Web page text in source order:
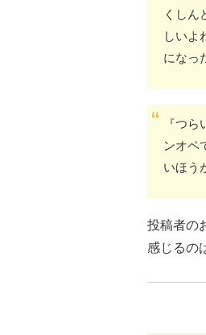
くしん
しいよ
になっ
『つ
ンオペ
いほう
投稿者の
感じるの